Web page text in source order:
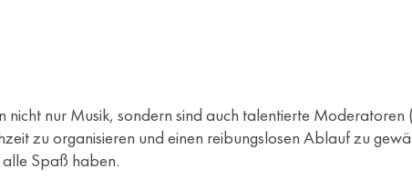
nicht nur Musik, sondern sind auch talentierte
zu organisieren und einen reibungslosen Ablauf zu
Spaß haben.